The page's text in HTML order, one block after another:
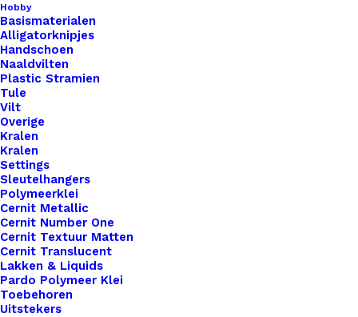
Hobby
Basismaterialen
Alligatorknipjes
Handschoen
Naaldvilten
Plastic Stramien
Tule
Vilt
Overige
Kralen
Kralen
Settings
Sleutelhangers
Polymeerklei
Cernit Metallic
Cernit Number One
Cernit Textuur Matten
Cernit Translucent
Lakken & Liquids
Pardo Polymeer Klei
Toebehoren
Uitstekers
€3,50